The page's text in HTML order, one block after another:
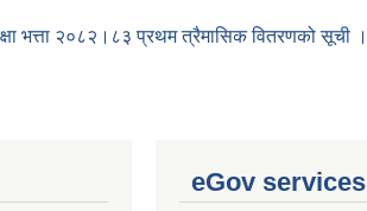
भत्ता २०८२।८३ प्रथम त्रैमासिक वितरणको सूची ।
eGov services